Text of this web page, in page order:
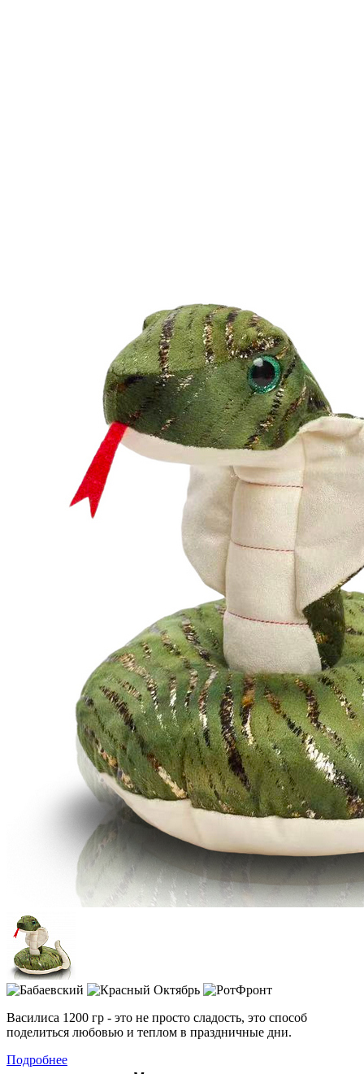
Василиса 1200 гр - это не просто сладость, это способ
поделиться любовью и теплом в праздничные дни.
Подробнее